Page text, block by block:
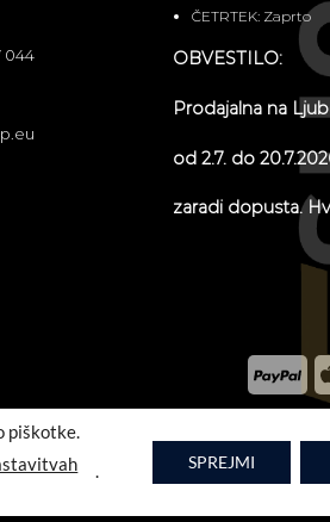
044
ČETRTEK: Zaprto
OBVESTILO:
Prodajalna na
od 2.7. do
zaradi dopusta.
piškotke.
SPREJMI